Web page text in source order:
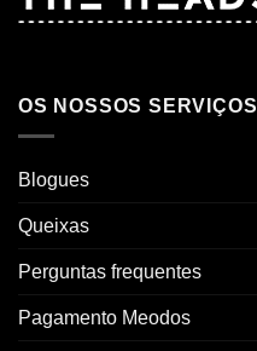
OS NOSSOS SERVIÇOS
Blogues
Queixas
Perguntas frequentes
Pagamento Meodos